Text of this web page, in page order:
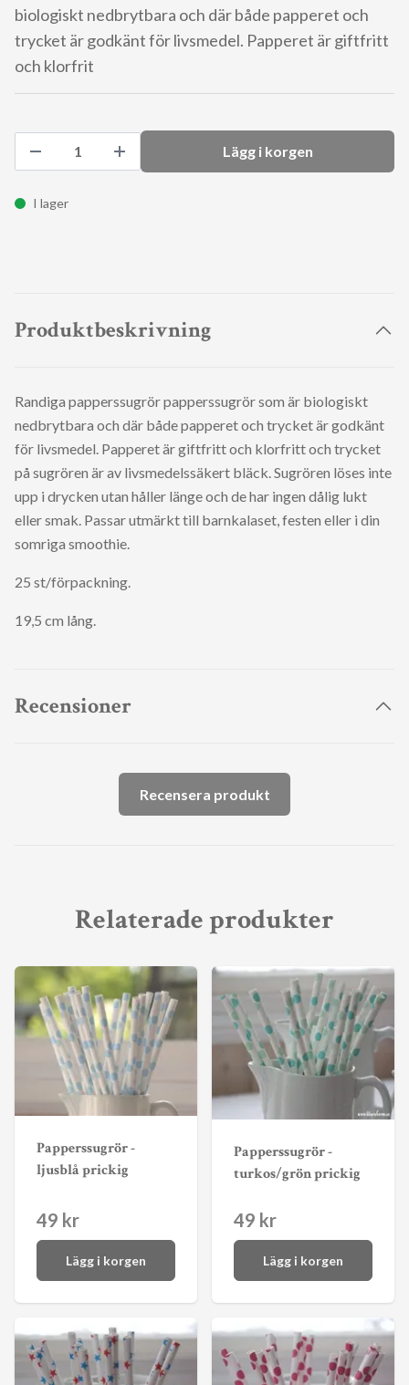
biologiskt nedbrytbara och där både papperet och
trycket är godkänt för livsmedel. Papperet är giftfritt
och klorfrit
Lägg i korgen
I lager
Produktbeskrivning
Randiga papperssugrör papperssugrör som är biologiskt
nedbrytbara och där både papperet och trycket är godkänt
för livsmedel. Papperet är giftfritt och klorfritt och trycket
på sugrören är av livsmedelssäkert bläck. Sugrören löses inte
upp i drycken utan håller länge och de har ingen dålig lukt
eller smak. Passar utmärkt till barnkalaset, festen eller i din
somriga smoothie.
25 st/förpackning.
19,5 cm lång.
Recensioner
Recensera produkt
Relaterade produkter
Papperssugrör -
ljusblå prickig
49 kr
Lägg i korgen
Papperssugrör -
turkos/grön prickig
49 kr
Lägg i korgen